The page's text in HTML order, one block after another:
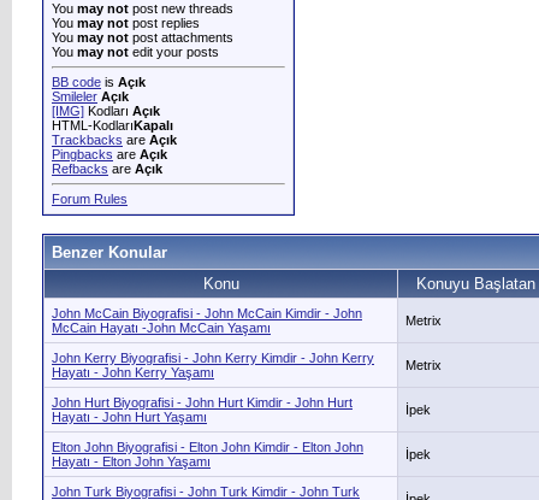
You may not post new threads
You may not post replies
You may not post attachments
You may not edit your posts
BB code is Açık
Smileler Açık
[IMG] Kodları Açık
HTML-KodlarıKapalı
Trackbacks are Açık
Pingbacks are Açık
Refbacks are Açık
Forum Rules
Benzer Konular
Konu
Konuyu Başlatan
John McCain Biyografisi - John McCain Kimdir - John
McCain Hayatı -John McCain Yaşamı
Metrix
John Kerry Biyografisi - John Kerry Kimdir - John Kerry
Hayatı - John Kerry Yaşamı
Metrix
John Hurt Biyografisi - John Hurt Kimdir - John Hurt
Hayatı - John Hurt Yaşamı
İpek
Elton John Biyografisi - Elton John Kimdir - Elton John
Hayatı - Elton John Yaşamı
İpek
John Turk Biyografisi - John Turk Kimdir - John Turk